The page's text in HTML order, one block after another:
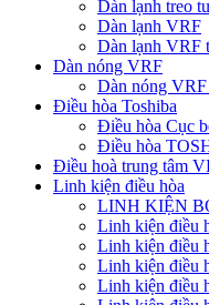
Dàn lạnh treo
Dàn lạnh VRF
Dàn lạnh VRF
Dàn nóng VRF
Dàn nóng VRF
Điều hòa Toshiba
Điều hòa Cục
Điều hòa
Điều hoà trung tâm
Linh kiện điều hòa
LINH KIỆN
Linh kiện điều
Linh kiện điều
Linh kiện điều
Linh kiện điều